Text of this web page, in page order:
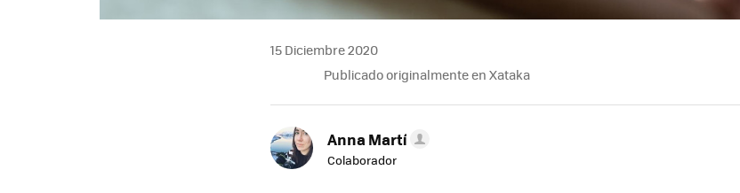
15 Diciembre 2020
Publicado originalmente en Xataka
Anna Martí
Colaborador